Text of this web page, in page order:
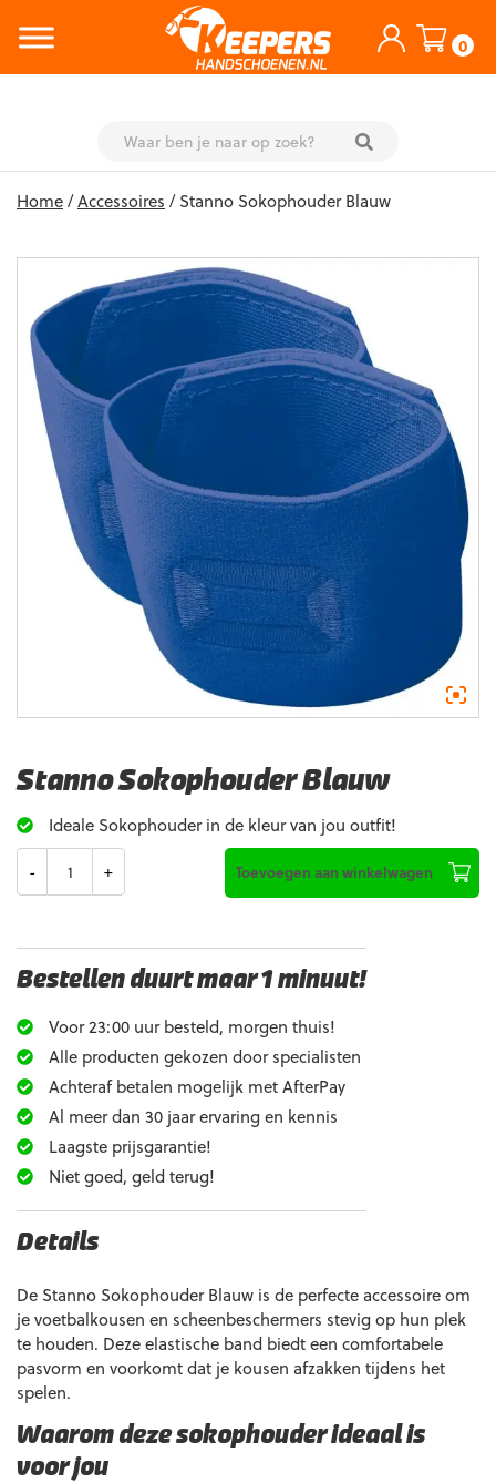
0
Home/Accessoires / Stanno Sokophouder Blauw
Stanno Sokophouder Blauw
Ideale Sokophouder in de kleur van jou outfit!
Toevoegen aan winkelwagen
Bestellen duurt maar 1 minuut!
Voor 23:00 uur besteld, morgen thuis!
Alle producten gekozen door specialisten
Achteraf betalen mogelijk met AfterPay
Al meer dan 30 jaar ervaring en kennis
Laagste prijsgarantie!
Niet goed, geld terug!
Details
De Stanno Sokophouder Blauw is de perfecte accessoire om
je voetbalkousen en scheenbeschermers stevig op hun plek
te houden. Deze elastische band biedt een comfortabele
pasvorm en voorkomt dat je kousen afzakken tijdens het
spelen.
Waarom deze sokophouder ideaal is
voor jou